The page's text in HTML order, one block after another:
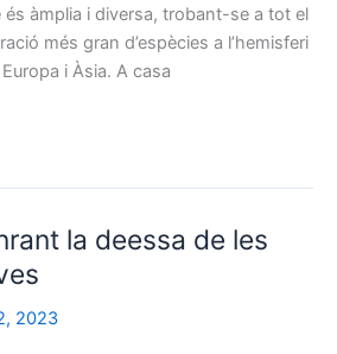
àmplia i diversa, trobant-se a tot el
més gran d’espècies a l’hemisferi
i Àsia. A casa
la deessa de les
2023